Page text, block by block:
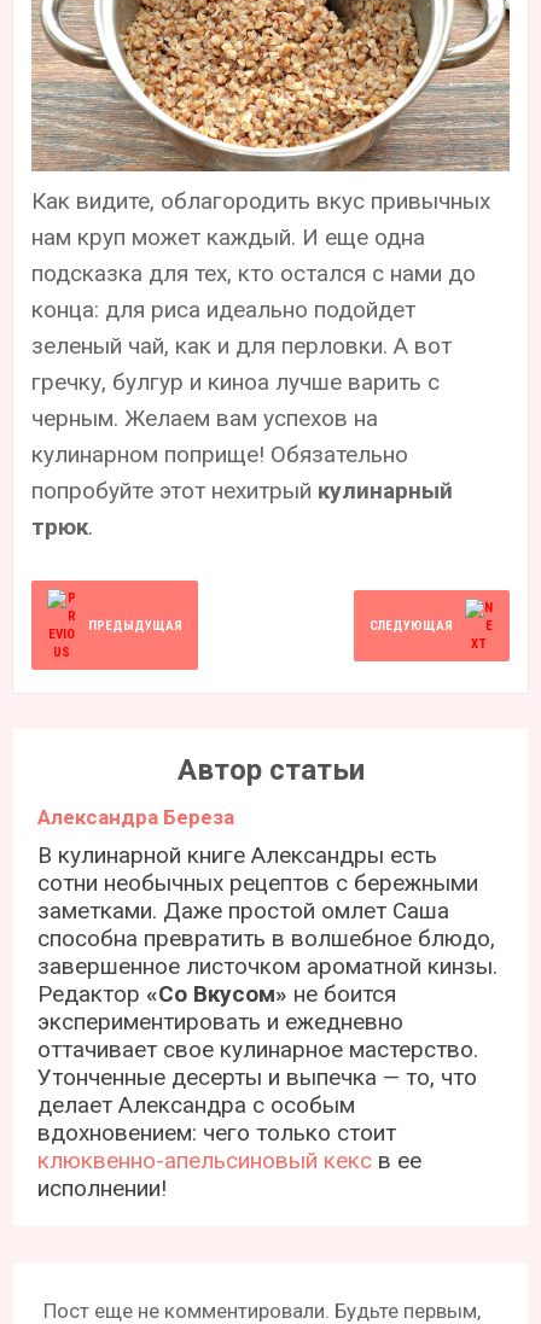
Как видите, облагородить вкус привычных
нам круп может каждый. И еще одна
подсказка для тех, кто остался с нами до
конца: для риса идеально подойдет
зеленый чай, как и для перловки. А вот
гречку, булгур и киноа лучше варить с
черным. Желаем вам успехов на
кулинарном поприще! Обязательно
попробуйте этот нехитрый кулинарный
трюк.
ПРЕДЫДУЩАЯ СЛЕДУЮЩАЯ
Автор статьи
Александра Береза
В кулинарной книге Александры есть
сотни необычных рецептов с бережными
заметками. Даже простой омлет Саша
способна превратить в волшебное блюдо,
завершенное листочком ароматной кинзы.
Редактор«Со Вкусом» не боится
экспериментировать и ежедневно
оттачивает свое кулинарное мастерство.
Утонченные десерты и выпечка — то, что
делает Александра с особым
вдохновением: чего только стоит
клюквенно-апельсиновый кекс в ее
исполнении!
Пост еще не комментировали. Будьте первым,